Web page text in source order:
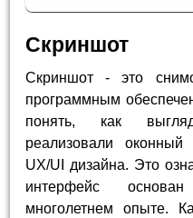
Скриншот
Скриншот - это
программным
понять, как
реализовали
UX/UI дизайна. Это
интерфейс
многолетнем опыте.